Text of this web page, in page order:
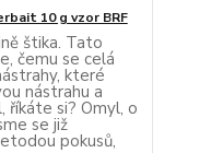
10 g vzor BRF
štika. Tato
čemu se celá
které
nástrahu a
říkáte si? Omyl, o
se již
pokusů,